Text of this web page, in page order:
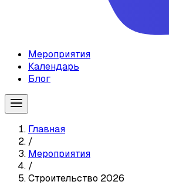
Мероприятия
Календарь
Блог
Главная
/
Мероприятия
/
Строительство 2026